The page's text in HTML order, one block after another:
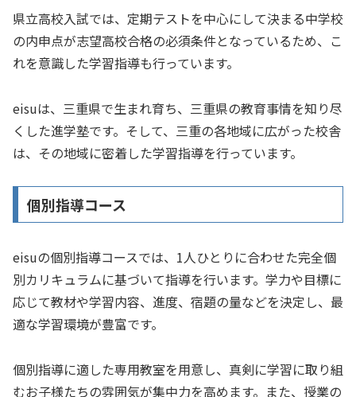
県立高校入試では、定期テストを中心にして決まる中学校
の内申点が志望高校合格の必須条件となっているため、こ
れを意識した学習指導も行っています。
eisuは、三重県で生まれ育ち、三重県の教育事情を知り尽
くした進学塾です。そして、三重の各地域に広がった校舎
は、その地域に密着した学習指導を行っています。
個別指導コース
eisuの個別指導コースでは、1人ひとりに合わせた完全個
別カリキュラムに基づいて指導を行います。学力や目標に
応じて教材や学習内容、進度、宿題の量などを決定し、最
適な学習環境が豊富です。
個別指導に適した専用教室を用意し、真剣に学習に取り組
むお子様たちの雰囲気が集中力を高めます。また、授業の